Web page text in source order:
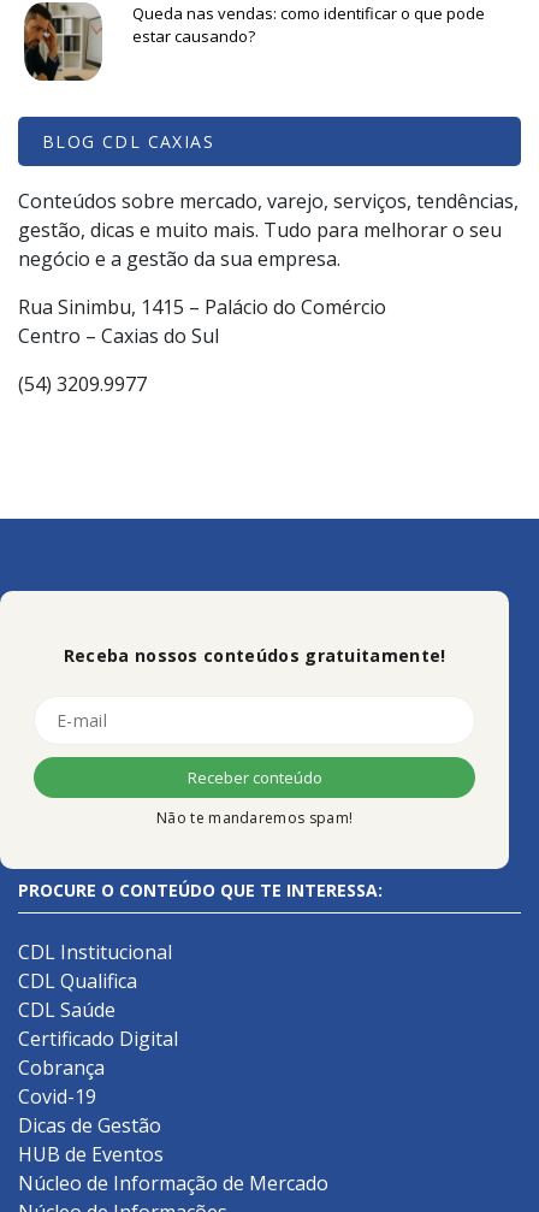
Queda nas vendas: como identificar o que pode
estar causando?
BLOG CDL CAXIAS
Conteúdos sobre mercado, varejo, serviços, tendências,
gestão, dicas e muito mais. Tudo para melhorar o seu
negócio e a gestão da sua empresa.
Rua Sinimbu, 1415 – Palácio do Comércio
Centro – Caxias do Sul
(54) 3209.9977
Receba nossos conteúdos gratuitamente!
Não te mandaremos spam!
PROCURE O CONTEÚDO QUE TE INTERESSA:
CDL Institucional
CDL Qualifica
CDL Saúde
Certificado Digital
Cobrança
Covid-19
Dicas de Gestão
HUB de Eventos
Núcleo de Informação de Mercado